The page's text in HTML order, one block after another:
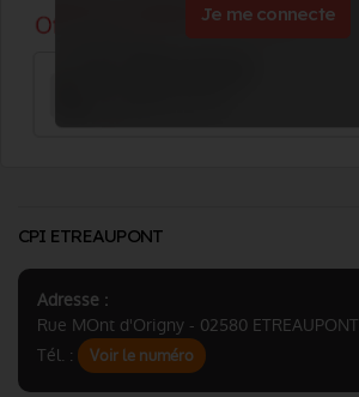
Je me connecte
CPI ETREAUPONT
Adresse :
Rue MOnt d'Origny - 02580 ETREAUPONT
Tél. :
Voir le numéro